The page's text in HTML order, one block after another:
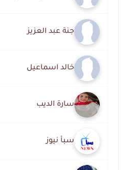
جنة عبد العزيز
خالد اسماعيل
سارة الديب
سبأ نيوز